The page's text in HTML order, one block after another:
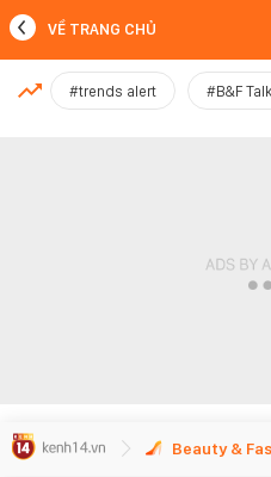
MỚI NHẤT
VỀ TRANG CHỦ
#trends alert #B&F Talk
Beauty &